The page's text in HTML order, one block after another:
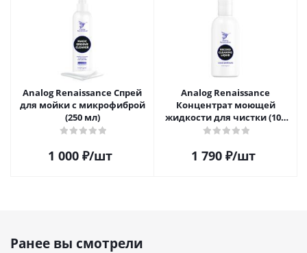
Analog Renaissance Спрей
для мойки с микрофиброй
(250 мл)
1 000₽/шт
Analog Renaissance
Концентрат моющей
жидкости для чистки (100
мл)
1 790₽/шт
Ранее вы смотрели